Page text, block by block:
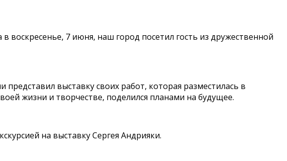
воскресенье, 7 июня, наш город посетил гость из дружественной
выставку своих работ, которая разместилась в
жизни и творчестве, поделился планами на будущее.
на выставку Сергея Андрияки.